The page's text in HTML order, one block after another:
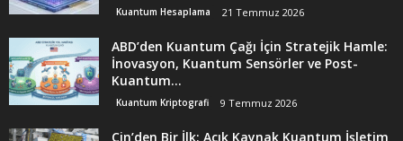
Kuantum Hesaplama 21 Temmuz 2026
ABD’den Kuantum Çağı İçin Stratejik Hamle:
İnovasyon, Kuantum Sensörler ve Post-
Kuantum...
Kuantum Kriptografi 9 Temmuz 2026
Çin’den Bir İlk: Açık Kaynak Kuantum İşletim